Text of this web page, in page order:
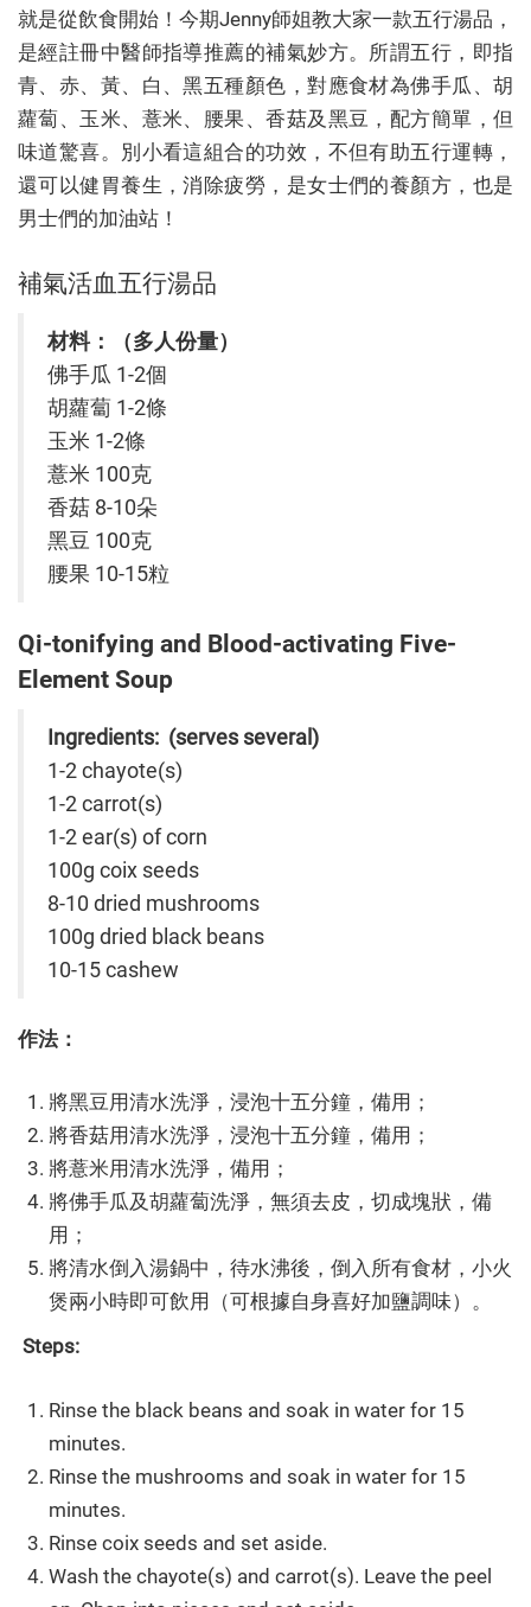
就是從飲食開始！今期Jenny師姐教大家一款五行湯品，
是經註冊中醫師指導推薦的補氣妙方。所謂五行，即指
青、赤、黃、白、黑五種顏色，對應食材為佛手瓜、胡
蘿蔔、玉米、薏米、腰果、香菇及黑豆，配方簡單，但
味道驚喜。別小看這組合的功效，不但有助五行運轉，
還可以健胃養生，消除疲勞，是女士們的養顏方，也是
男士們的加油站！
補氣活血五行湯品
材料：（多人份量）
佛手瓜 1-2個
胡蘿蔔 1-2條
玉米 1-2條
薏米 100克
香菇 8-10朵
黑豆 100克
腰果 10-15粒
Qi-tonifying and Blood-activating Five-
Element Soup
Ingredients: (serves several)
1-2 chayote(s)
1-2 carrot(s)
1-2 ear(s) of corn
100g coix seeds
8-10 dried mushrooms
100g dried black beans
10-15 cashew
作法：
將黑豆用清水洗淨，浸泡十五分鐘，備用；
將香菇用清水洗淨，浸泡十五分鐘，備用；
將薏米用清水洗淨，備用；
將佛手瓜及胡蘿蔔洗淨，無須去皮，切成塊狀，備
用；
將清水倒入湯鍋中，待水沸後，倒入所有食材，小火
煲兩小時即可飲用（可根據自身喜好加鹽調味）。
Steps:
Rinse the black beans and soak in water for 15
minutes.
Rinse the mushrooms and soak in water for 15
minutes.
Rinse coix seeds and set aside.
Wash the chayote(s) and carrot(s). Leave the peel